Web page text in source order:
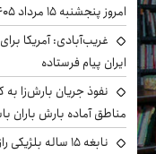
امروز پنجشنبه ۱۵ مرداد ۱۴۰۵ +جدول
غریب‌آبادی: آمریکا
ایران پیام فرستاده
نفوذ جریان بارش‌زا به
مناطق آماده بارش باران
نابغه ۱۵ ساله